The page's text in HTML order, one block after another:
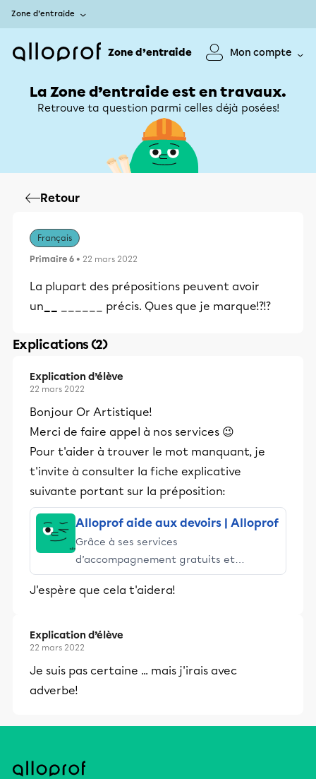
Zone d’entraide
Zone d’entraide Mon compte
La Zone d’entraide est en travaux.
Retrouve ta question parmi celles déjà posées!
Retour
Français
Primaire 6 • 22 mars 2022
La plupart des prépositions peuvent avoir
un
______ précis. Ques que je marque!?!?
Explications (2)
Explication d’élève
22 mars 2022
Bonjour Or Artistique!
Merci de faire appel à nos services 😉
Pour t'aider à trouver le mot manquant, je
t'invite à consulter la fiche explicative
suivante portant sur la préposition:
Alloprof aide aux devoirs | Alloprof
Grâce à ses services
d’accompagnement gratuits et
stimulants, Alloprof engage les élèves
et leurs parents dans la réussite
J'espère que cela t'aidera!
Explication d’élève
22 mars 2022
Je suis pas certaine ... mais j'irais avec
adverbe!